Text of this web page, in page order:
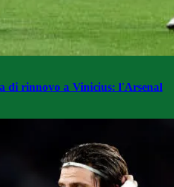
di rinnovo a Vinicius: l'Arsenal